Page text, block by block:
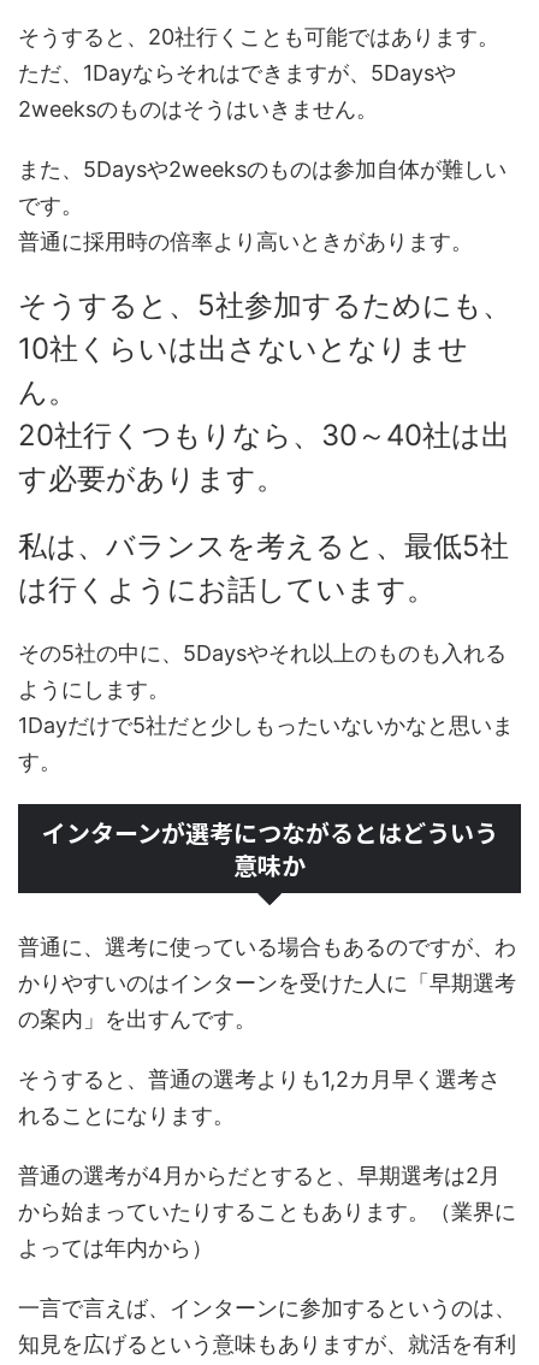
そうすると、20社行くことも可能ではあります。
ただ、1Dayならそれはできますが、5Daysや
2weeksのものはそうはいきません。
また、5Daysや2weeksのものは参加自体が難しい
です。
普通に採用時の倍率より高いときがあります。
そうすると、5社参加するためにも、
10社くらいは出さないとなりませ
ん。
20社行くつもりなら、30～40社は出
す必要があります。
私は、バランスを考えると、最低5社
は行くようにお話しています。
その5社の中に、5Daysやそれ以上のものも入れる
ようにします。
1Dayだけで5社だと少しもったいないかなと思いま
す。
インターンが選考につながるとはどういう
意味か
普通に、選考に使っている場合もあるのですが、わ
かりやすいのはインターンを受けた人に「早期選考
の案内」を出すんです。
そうすると、普通の選考よりも1,2カ月早く選考さ
れることになります。
普通の選考が4月からだとすると、早期選考は2月
から始まっていたりすることもあります。（業界に
よっては年内から）
一言で言えば、インターンに参加するというのは、
知見を広げるという意味もありますが、就活を有利